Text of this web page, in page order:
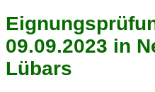
09.09.2023 in
Lübars